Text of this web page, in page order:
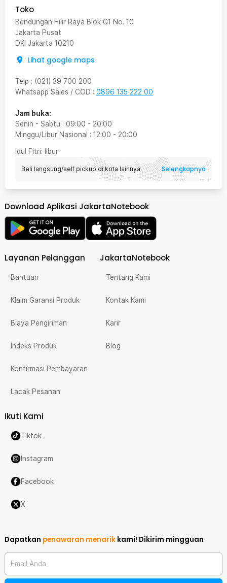
Toko
Bendungan Hilir Raya Blok G1 No. 10
Jakarta Pusat
DKI Jakarta 10210
Lihat google maps
Telp : (021) 39 700 200
Whatsapp Sales / COD : 0896 135 222 00
Jam buka:
Senin - Sabtu : 09:00 - 20:00
Minggu/Libur Nasional : 12:00 - 20:00
Idul Fitri: libur
Beli langsung/self pickup di kota lainnya Selengkapnya
Download Aplikasi JakartaNotebook
Layanan Pelanggan
Bantuan
Klaim Garansi Produk
Biaya Pengiriman
Indeks Produk
Konfirmasi Pembayaran
Lacak Pesanan
JakartaNotebook
Tentang Kami
Kontak Kami
Karir
Blog
Ikuti Kami
Tiktok
Instagram
Facebook
X
Dapatkan penawaran menarik kami! Dikirim mingguan
Email Anda